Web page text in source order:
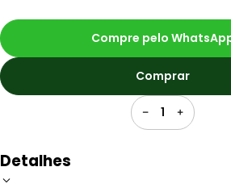
1
Comprar
Compre pelo
Detalhes